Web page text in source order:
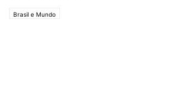
Brasil e Mundo